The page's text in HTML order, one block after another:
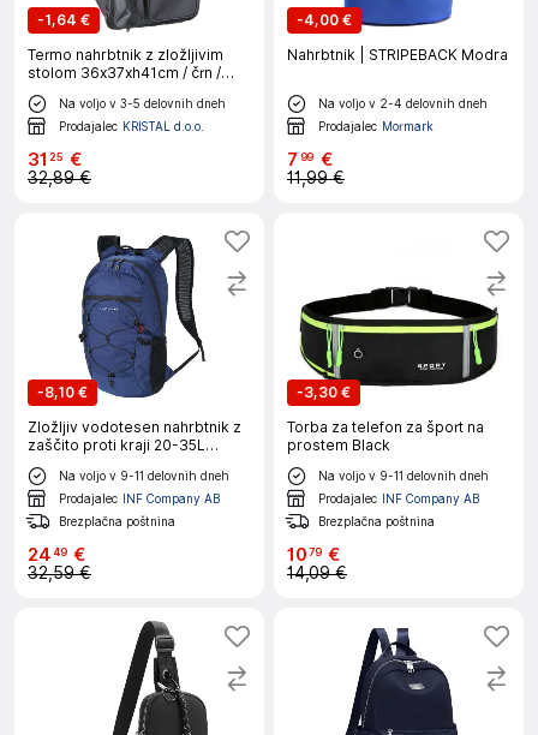
-1,64 €
Termo nahrbtnik z zložljivim
stolom 36x37xh41cm / črn /
tekstil, kovina
Na voljo v 3-5 delovnih dneh
Prodajalec KRISTAL d.o.o.
31 25 €
32,89 €
-4,00 €
Nahrbtnik | STRIPEBACK Modra
Na voljo v 2-4 delovnih dneh
Prodajalec Mormark
7 99 €
11,99 €
-8,10 €
Zložljiv vodotesen nahrbtnik z
zaščito proti kraji 20-35L
DarkBlue
Na voljo v 9-11 delovnih dneh
Prodajalec INF Company AB
Brezplačna poštnina
2449 €
32,59 €
-3,30 €
Torba za telefon za šport na
prostem Black
Na voljo v 9-11 delovnih dneh
Prodajalec INF Company AB
Brezplačna poštnina
1079 €
14,09 €